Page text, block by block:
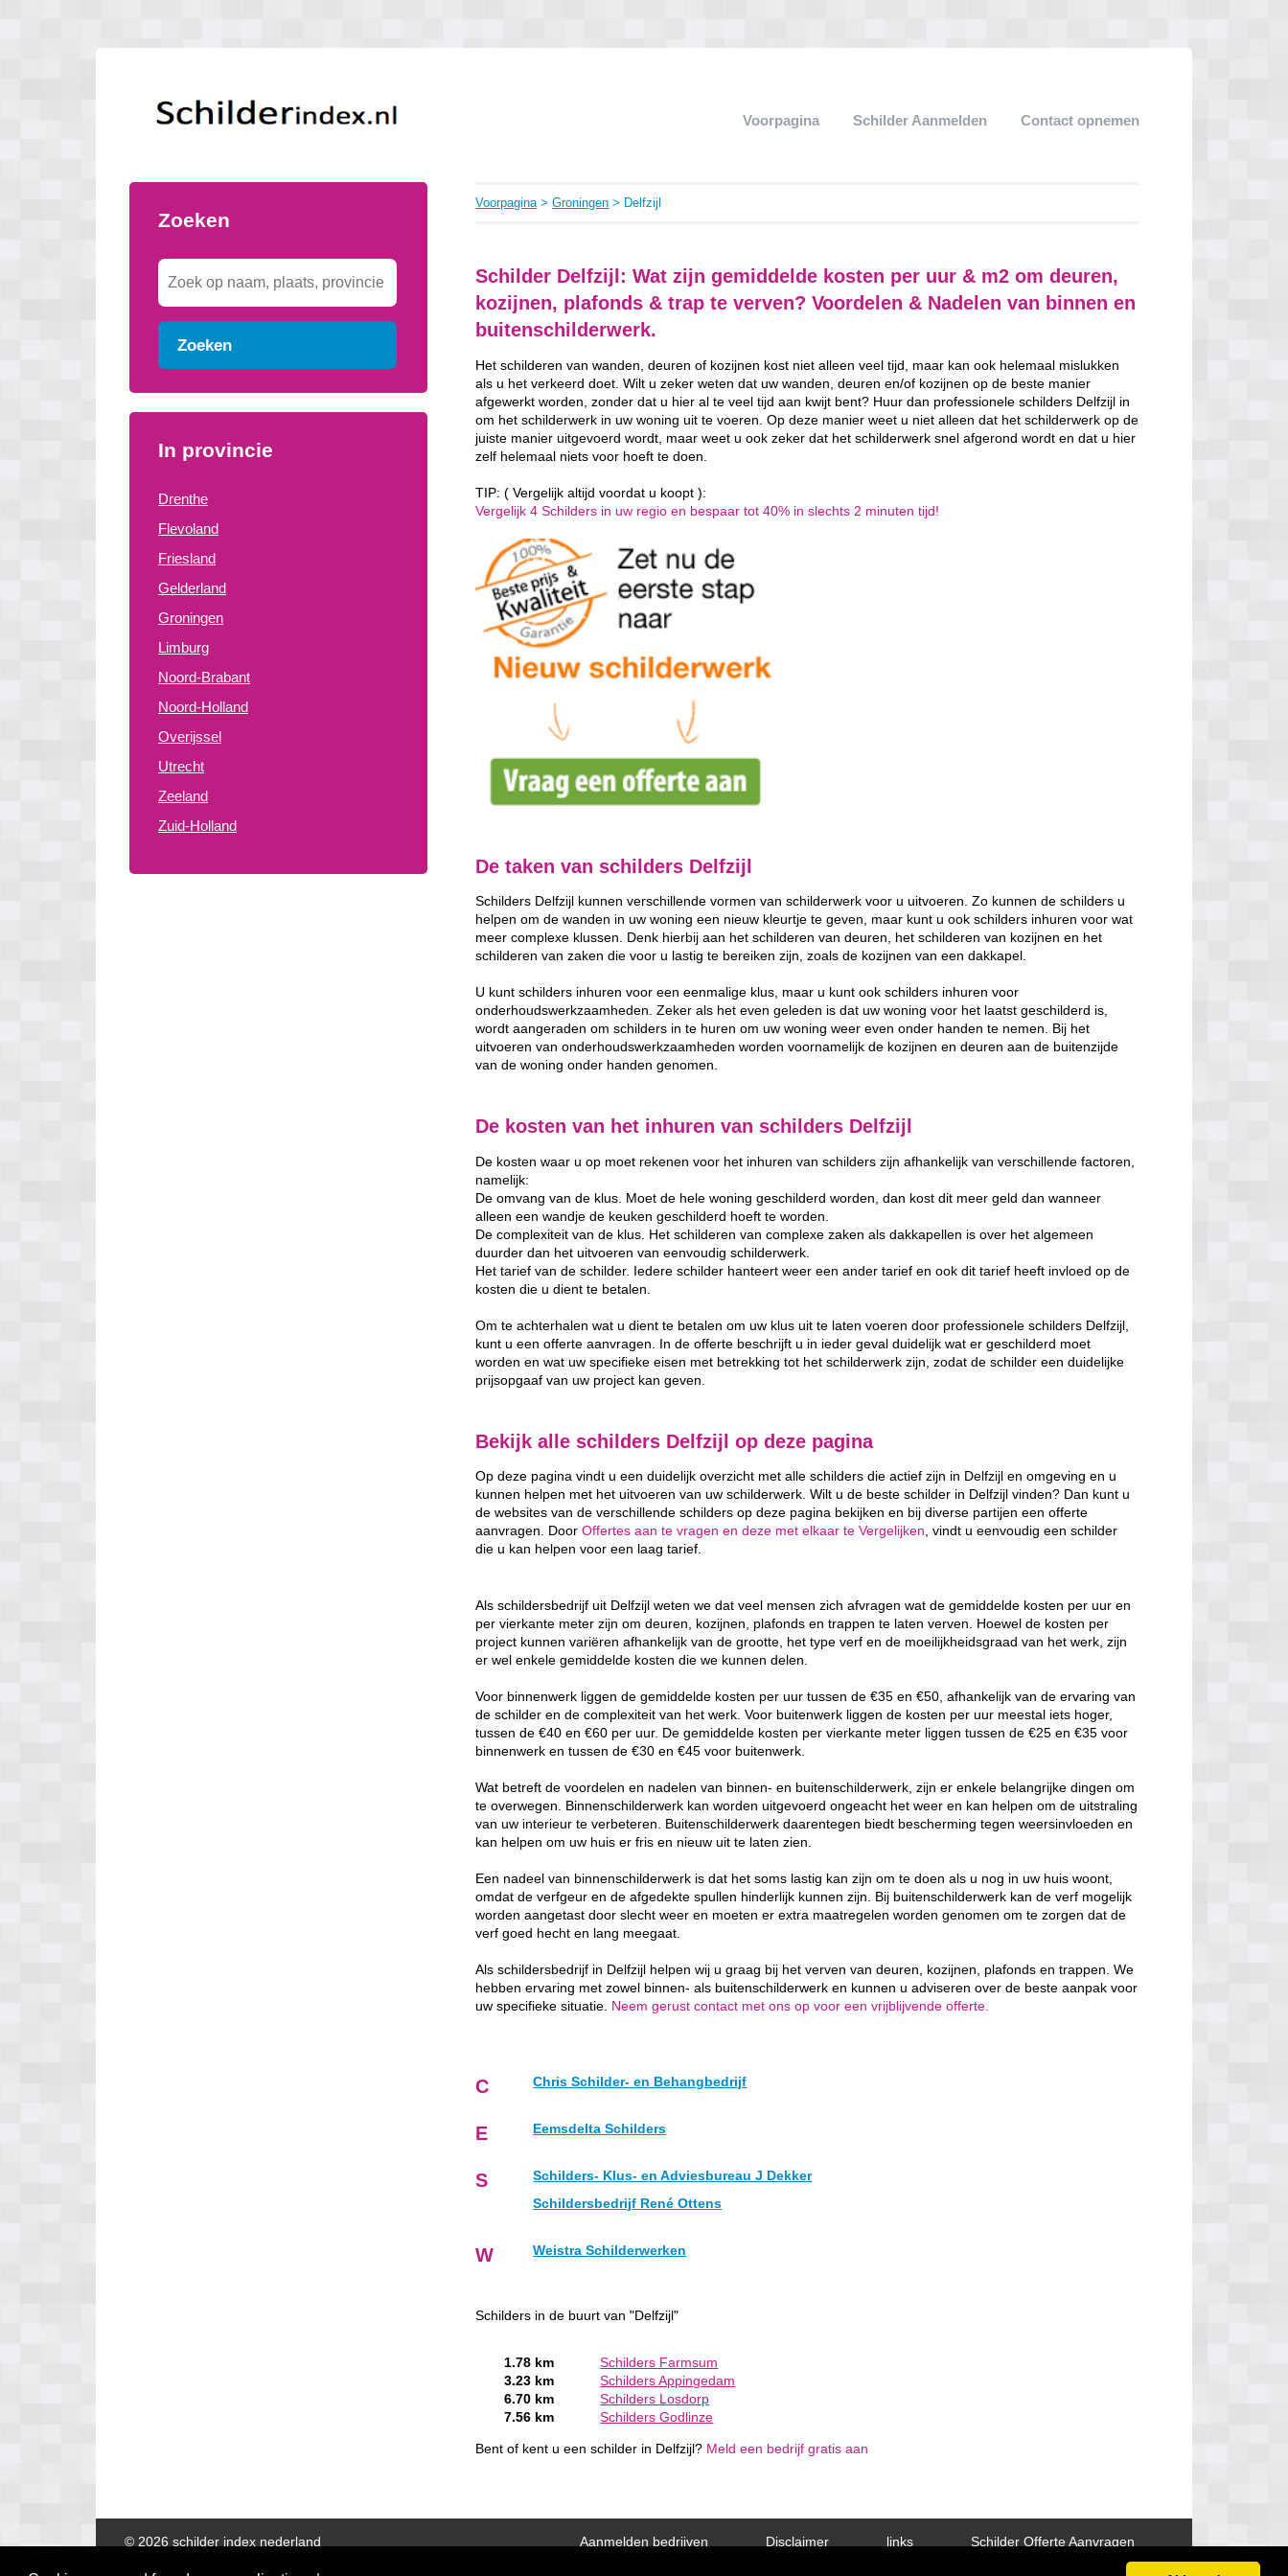
Voorpagina Schilder Aanmelden Contact opnemen
Zoeken
Zoeken
In provincie
Drenthe
Flevoland
Friesland
Gelderland
Groningen
Limburg
Noord-Brabant
Noord-Holland
Overijssel
Utrecht
Zeeland
Zuid-Holland
Voorpagina>Groningen > Delfzijl
Schilder Delfzijl: Wat zijn gemiddelde kosten per uur & m2 om deuren,
kozijnen, plafonds & trap te verven? Voordelen & Nadelen van binnen en
buitenschilderwerk.
Het schilderen van wanden, deuren of kozijnen kost niet alleen veel tijd, maar kan ook helemaal mislukken
als u het verkeerd doet. Wilt u zeker weten dat uw wanden, deuren en/of kozijnen op de beste manier
afgewerkt worden, zonder dat u hier al te veel tijd aan kwijt bent? Huur dan professionele schilders Delfzijl in
om het schilderwerk in uw woning uit te voeren. Op deze manier weet u niet alleen dat het schilderwerk op de
juiste manier uitgevoerd wordt, maar weet u ook zeker dat het schilderwerk snel afgerond wordt en dat u hier
zelf helemaal niets voor hoeft te doen.
TIP: ( Vergelijk altijd voordat u koopt ):
Vergelijk 4 Schilders in uw regio en bespaar tot 40% in slechts 2 minuten tijd!
De taken van schilders Delfzijl
Schilders Delfzijl kunnen verschillende vormen van schilderwerk voor u uitvoeren. Zo kunnen de schilders u
helpen om de wanden in uw woning een nieuw kleurtje te geven, maar kunt u ook schilders inhuren voor wat
meer complexe klussen. Denk hierbij aan het schilderen van deuren, het schilderen van kozijnen en het
schilderen van zaken die voor u lastig te bereiken zijn, zoals de kozijnen van een dakkapel.
U kunt schilders inhuren voor een eenmalige klus, maar u kunt ook schilders inhuren voor
onderhoudswerkzaamheden. Zeker als het even geleden is dat uw woning voor het laatst geschilderd is,
wordt aangeraden om schilders in te huren om uw woning weer even onder handen te nemen. Bij het
uitvoeren van onderhoudswerkzaamheden worden voornamelijk de kozijnen en deuren aan de buitenzijde
van de woning onder handen genomen.
De kosten van het inhuren van schilders Delfzijl
De kosten waar u op moet rekenen voor het inhuren van schilders zijn afhankelijk van verschillende factoren,
namelijk:
De omvang van de klus. Moet de hele woning geschilderd worden, dan kost dit meer geld dan wanneer
alleen een wandje de keuken geschilderd hoeft te worden.
De complexiteit van de klus. Het schilderen van complexe zaken als dakkapellen is over het algemeen
duurder dan het uitvoeren van eenvoudig schilderwerk.
Het tarief van de schilder. Iedere schilder hanteert weer een ander tarief en ook dit tarief heeft invloed op de
kosten die u dient te betalen.
Om te achterhalen wat u dient te betalen om uw klus uit te laten voeren door professionele schilders Delfzijl,
kunt u een offerte aanvragen. In de offerte beschrijft u in ieder geval duidelijk wat er geschilderd moet
worden en wat uw specifieke eisen met betrekking tot het schilderwerk zijn, zodat de schilder een duidelijke
prijsopgaaf van uw project kan geven.
Bekijk alle schilders Delfzijl op deze pagina
Op deze pagina vindt u een duidelijk overzicht met alle schilders die actief zijn in Delfzijl en omgeving en u
kunnen helpen met het uitvoeren van uw schilderwerk. Wilt u de beste schilder in Delfzijl vinden? Dan kunt u
de websites van de verschillende schilders op deze pagina bekijken en bij diverse partijen een offerte
aanvragen. DoorOffertes aan te vragen en deze met elkaar te Vergelijken, vindt u eenvoudig een schilder
die u kan helpen voor een laag tarief.
Als schildersbedrijf uit Delfzijl weten we dat veel mensen zich afvragen wat de gemiddelde kosten per uur en
per vierkante meter zijn om deuren, kozijnen, plafonds en trappen te laten verven. Hoewel de kosten per
project kunnen variëren afhankelijk van de grootte, het type verf en de moeilijkheidsgraad van het werk, zijn
er wel enkele gemiddelde kosten die we kunnen delen.
Voor binnenwerk liggen de gemiddelde kosten per uur tussen de €35 en €50, afhankelijk van de ervaring van
de schilder en de complexiteit van het werk. Voor buitenwerk liggen de kosten per uur meestal iets hoger,
tussen de €40 en €60 per uur. De gemiddelde kosten per vierkante meter liggen tussen de €25 en €35 voor
binnenwerk en tussen de €30 en €45 voor buitenwerk.
Wat betreft de voordelen en nadelen van binnen- en buitenschilderwerk, zijn er enkele belangrijke dingen om
te overwegen. Binnenschilderwerk kan worden uitgevoerd ongeacht het weer en kan helpen om de uitstraling
van uw interieur te verbeteren. Buitenschilderwerk daarentegen biedt bescherming tegen weersinvloeden en
kan helpen om uw huis er fris en nieuw uit te laten zien.
Een nadeel van binnenschilderwerk is dat het soms lastig kan zijn om te doen als u nog in uw huis woont,
omdat de verfgeur en de afgedekte spullen hinderlijk kunnen zijn. Bij buitenschilderwerk kan de verf mogelijk
worden aangetast door slecht weer en moeten er extra maatregelen worden genomen om te zorgen dat de
verf goed hecht en lang meegaat.
Als schildersbedrijf in Delfzijl helpen wij u graag bij het verven van deuren, kozijnen, plafonds en trappen. We
hebben ervaring met zowel binnen- als buitenschilderwerk en kunnen u adviseren over de beste aanpak voor
uw specifieke situatie. Neem gerust contact met ons op voor een vrijblijvende offerte.
C Chris Schilder- en Behangbedrijf
E Eemsdelta Schilders
S
Schilders- Klus- en Adviesbureau J Dekker
Schildersbedrijf René Ottens
W Weistra Schilderwerken
Schilders in de buurt van "Delfzijl"
1.78 km
Schilders Farmsum
3.23 km
Schilders Appingedam
6.70 km
Schilders Losdorp
7.56 km
Schilders Godlinze
Bent of kent u een schilder in Delfzijl? Meld een bedrijf gratis aan
Schilder Offerte Aanvragen
links
Disclaimer
Aanmelden bedrijven
© 2026 schilder index nederland